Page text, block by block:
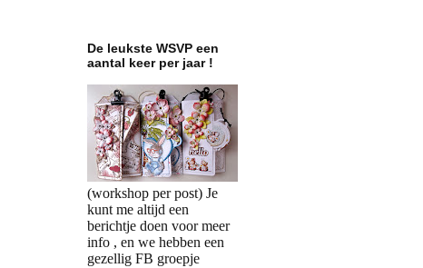
De leukste WSVP een
aantal keer per jaar !
(workshop per post) Je
kunt me altijd een
berichtje doen voor meer
info , en we hebben een
gezellig FB groepje